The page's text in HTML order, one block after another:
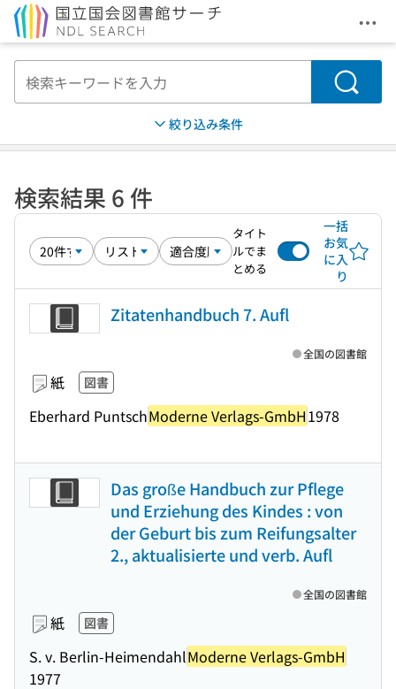
メ
検索
絞り込み条件
検索結果 6 件
タイト
ルでま
とめる
一括
お気
に入
り
Zitatenhandbuch 7. Aufl
紙 図書
Eberhard PuntschModerne Verlags-GmbH1978
全国の図書館
Das große Handbuch zur Pflege
und Erziehung des Kindes : von
der Geburt bis zum Reifungsalter
2., aktualisierte und verb. Aufl
紙 図書
S. v. Berlin-HeimendahlModerne Verlags-GmbH
1977
全国の図書館